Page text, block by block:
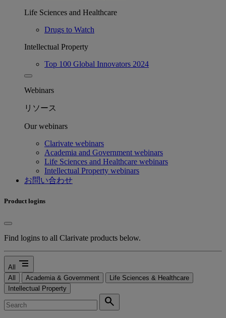
Life Sciences and Healthcare
Drugs to Watch
Intellectual Property
Top 100 Global Innovators 2024
Webinars
リソース
Our webinars
Clarivate webinars
Academia and Government webinars
Life Sciences and Healthcare webinars
Intellectual Property webinars
お問い合わせ
Product logins
Find logins to all Clarivate products below.
All segment
All Academia & Government
Life Sciences & Healthcare
Intellectual Property
search